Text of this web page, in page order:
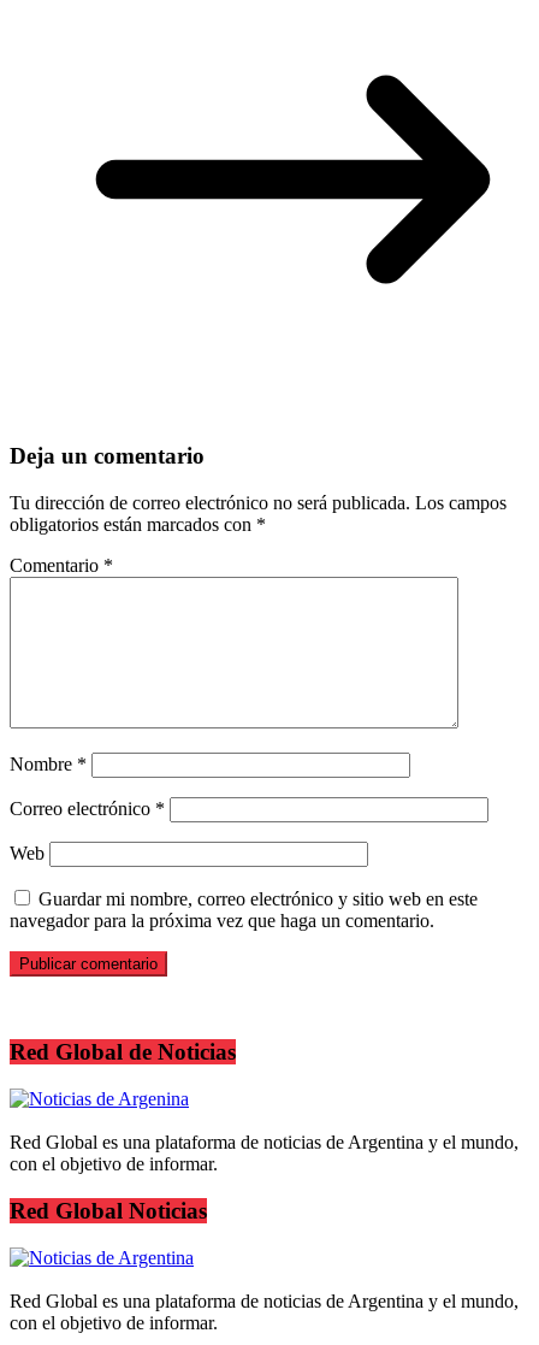
Deja un comentario
Tu dirección de correo electrónico no será publicada. Los campos
obligatorios están marcados con *
Comentario *
Nombre *
Correo electrónico *
Web
Guardar mi nombre, correo electrónico y sitio web en este
navegador para la próxima vez que haga un comentario.
Red Global de Noticias
Red Global es una plataforma de noticias de Argentina y el mundo,
con el objetivo de informar.
Red Global Noticias
Red Global es una plataforma de noticias de Argentina y el mundo,
con el objetivo de informar.